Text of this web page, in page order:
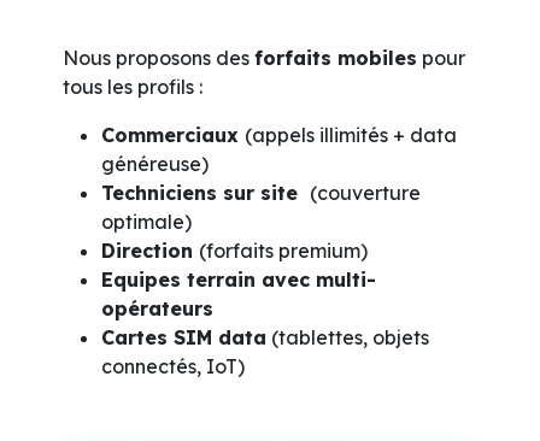
Nous proposons desforfaits mobiles pour
tous les profils :
Commerciaux (appels illimités + data
généreuse)
Techniciens sur site (couverture
optimale)
Direction (forfaits premium)
Equipes terrain avec multi-
opérateurs
Cartes SIM data (tablettes, objets
connectés, IoT)